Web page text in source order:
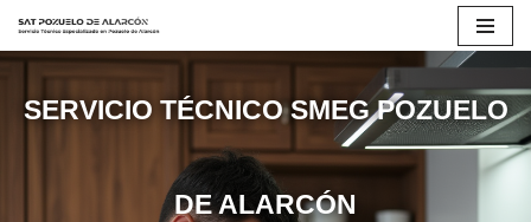
Saltar
contenido
SERVICIO TÉCNICO SMEG POZUELO
DE ALARCÓN